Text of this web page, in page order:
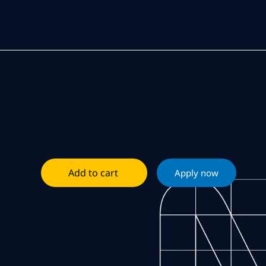
Add to cart Apply now